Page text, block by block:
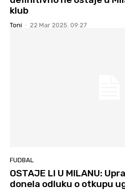
klub
Toni - 22 Mar 2025. 09:27
FUDBAL
OSTAJE LI U MILANU:
donela odluku o otkupu